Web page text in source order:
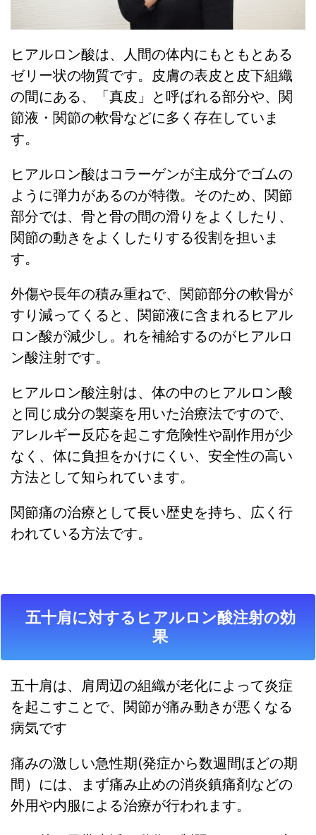
ヒアルロン酸は、人間の体内にもともとある
ゼリー状の物質です。皮膚の表皮と皮下組織
の間にある、「真皮」と呼ばれる部分や、関
節液・関節の軟骨などに多く存在していま
す。
ヒアルロン酸はコラーゲンが主成分でゴムの
ように弾力があるのが特徴。そのため、関節
部分では、骨と骨の間の滑りをよくしたり、
関節の動きをよくしたりする役割を担いま
す。
外傷や長年の積み重ねで、関節部分の軟骨が
すり減ってくると、関節液に含まれるヒアル
ロン酸が減少し。れを補給するのがヒアルロ
ン酸注射です。
ヒアルロン酸注射は、体の中のヒアルロン酸
と同じ成分の製薬を用いた治療法ですので、
アレルギー反応を起こす危険性や副作用が少
なく、体に負担をかけにくい、安全性の高い
方法として知られています。
関節痛の治療として長い歴史を持ち、広く行
われている方法です。
五十肩に対するヒアルロン酸注射の効
果
五十肩は、肩周辺の組織が老化によって炎症
を起こすことで、関節が痛み動きが悪くなる
病気です
痛みの激しい急性期(発症から数週間ほどの期
間）には、まず痛み止めの消炎鎮痛剤などの
外用や内服による治療が行われます。